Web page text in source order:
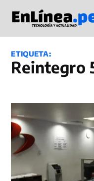
contenido
ETIQUETA:
reintegro